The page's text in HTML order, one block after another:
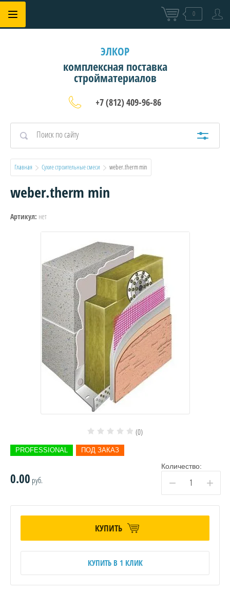
0
ЭЛКОР
комплексная поставка
стройматериалов
+7 (812) 409-96-86
Главная Сухие строительные смеси
  weber.therm min
weber.therm min
Артикул: нет
(0)
PROFESSIONAL ПОД ЗАКАЗ
0.00 руб.
Количество:
− +
КУПИТЬ
КУПИТЬ В 1 КЛИК